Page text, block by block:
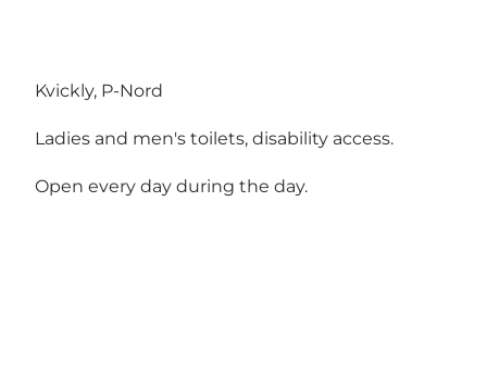
Kvickly, P-Nord
Ladies and men's toilets, disability access.
Open every day during the day.